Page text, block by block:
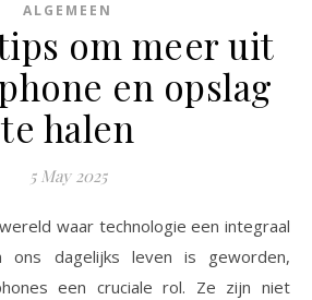
ALGEMEEN
om meer uit
en opslag
te halen
5 May 2025
waar technologie een integraal
ons dagelijks leven is geworden,
een cruciale rol. Ze zijn niet